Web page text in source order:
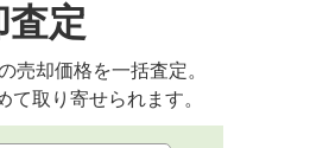
定
売却価格を一括査定。
て取り寄せられます。